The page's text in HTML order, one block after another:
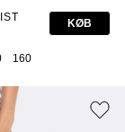
160
KØB